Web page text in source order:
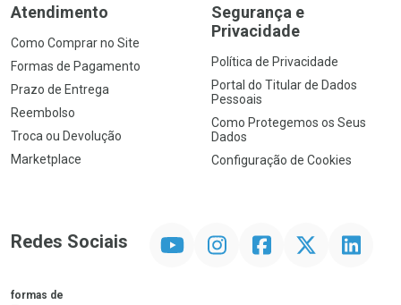
Atendimento
Como Comprar no Site
Formas de Pagamento
Prazo de Entrega
Reembolso
Troca ou Devolução
Marketplace
Segurança e
Privacidade
Política de Privacidade
Portal do Titular de Dados
Pessoais
Como Protegemos os Seus
Dados
Configuração de Cookies
Redes Sociais InstagramFacebookTwitter Linkedin
formas de